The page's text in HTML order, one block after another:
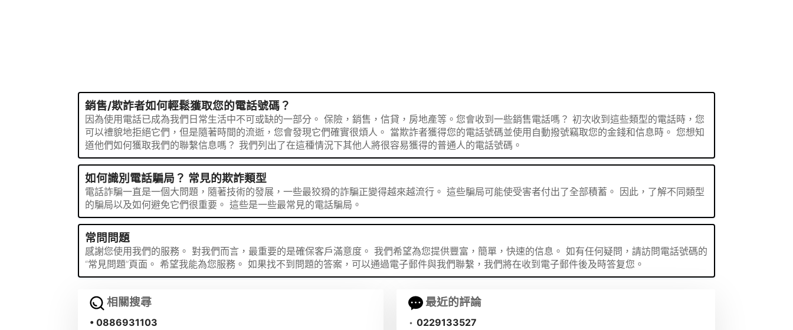
銷售/欺詐者如何輕鬆獲取您的電話號碼？
因為使用電話已成為我們日常生活中不可或缺的一部分。 保險，銷售，信貸，房地產等。您會收到一些銷售電話嗎？ 初次收到這些類型的電話時，您
可以禮貌地拒絕它們，但是隨著時間的流逝，您會發現它們確實很煩人。 當欺詐者獲得您的電話號碼並使用自動撥號竊取您的金錢和信息時。 您想知
道他們如何獲取我們的聯繫信息嗎？ 我們列出了在這種情況下其他人將很容易獲得的普通人的電話號碼。
如何識別電話騙局？ 常見的欺詐類型
電話詐騙一直是一個大問題，隨著技術的發展，一些最狡猾的詐騙正變得越來越流行。 這些騙局可能使受害者付出了全部積蓄。 因此，了解不同類型
的騙局以及如何避免它們很重要。 這些是一些最常見的電話騙局。
常問問題
感謝您使用我們的服務。 對我們而言，最重要的是確保客戶滿意度。 我們希望為您提供豐富，簡單，快速的信息。 如有任何疑問，請訪問電話號碼的
“常見問題”頁面。 希望我能為您服務。 如果找不到問題的答案，可以通過電子郵件與我們聯繫，我們將在收到電子郵件後及時答复您。
相關搜尋
• 0886931103
最近的評論
• 0229133527